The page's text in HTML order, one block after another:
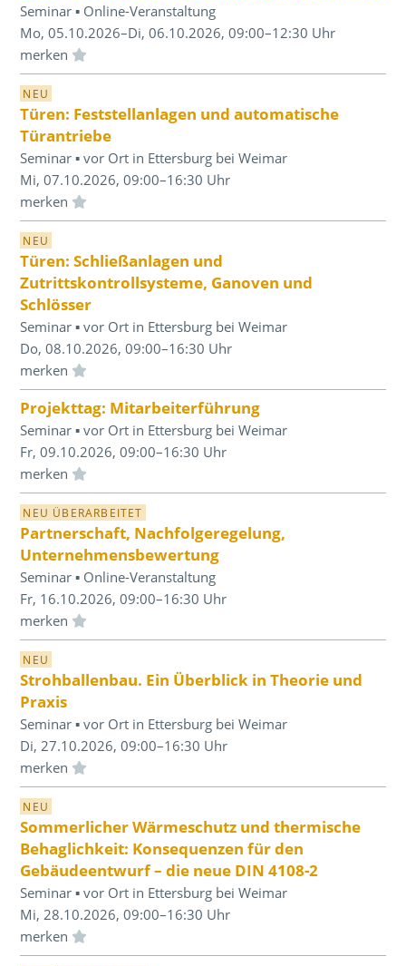
Seminar ▪ Online-Veranstaltung
Mo, 05.10.2026–Di, 06.10.2026, 09:00–12:30 Uhr
Einloggen und Merkliste benutzen
NEU
Türen: Feststellanlagen und automatische
Türantriebe
Seminar ▪ vor Ort in Ettersburg bei Weimar
Mi, 07.10.2026, 09:00–16:30 Uhr
Einloggen und Merkliste benutzen
NEU
Türen: Schließanlagen und
Zutrittskontrollsysteme, Ganoven und
Schlösser
Seminar ▪ vor Ort in Ettersburg bei Weimar
Do, 08.10.2026, 09:00–16:30 Uhr
Einloggen und Merkliste benutzen
Projekttag: Mitarbeiterführung
Seminar ▪ vor Ort in Ettersburg bei Weimar
Fr, 09.10.2026, 09:00–16:30 Uhr
Einloggen und Merkliste benutzen
NEU ÜBERARBEITET
Partnerschaft, Nachfolgeregelung,
Unternehmensbewertung
Seminar ▪ Online-Veranstaltung
Fr, 16.10.2026, 09:00–16:30 Uhr
Einloggen und Merkliste benutzen
NEU
Strohballenbau. Ein Überblick in Theorie und
Praxis
Seminar ▪ vor Ort in Ettersburg bei Weimar
Di, 27.10.2026, 09:00–16:30 Uhr
Einloggen und Merkliste benutzen
NEU
Sommerlicher Wärmeschutz und thermische
Behaglichkeit: Konsequenzen für den
Gebäudeentwurf – die neue DIN 4108-2
Seminar ▪ vor Ort in Ettersburg bei Weimar
Mi, 28.10.2026, 09:00–16:30 Uhr
Einloggen und Merkliste benutzen